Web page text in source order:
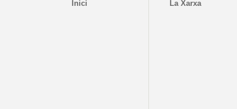
Inici La Xarxa